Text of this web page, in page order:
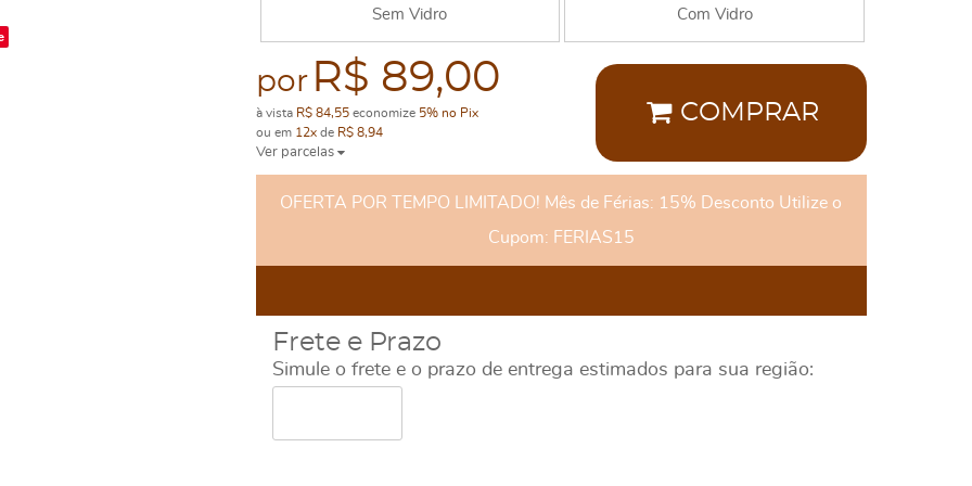
Sem Vidro Com Vidro
por R$ 89,00
à vista R$ 84,55economize 5% no Pix
ou em 12xde R$ 8,94
Ver parcelas
COMPRAR
OFERTA POR TEMPO LIMITADO! Mês de Férias: 15% Desconto Utilize o
Cupom: FERIAS15
Frete e Prazo
Simule o frete e o prazo de entrega estimados para sua região: